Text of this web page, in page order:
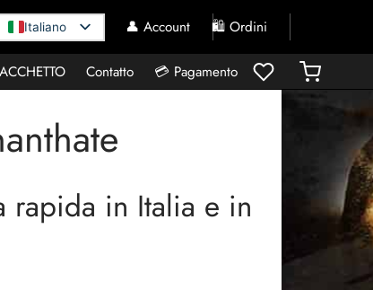
Italiano 👤 Account 🛍️ Ordini
Contatto 💳 Pagamento
rapida in Italia e in